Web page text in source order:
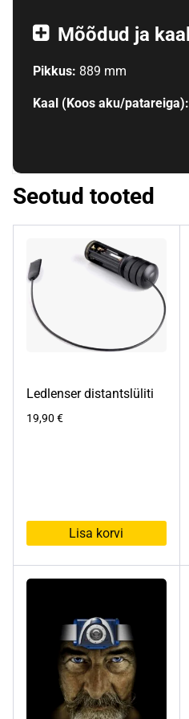
Mõõdud ja kaal
Pikkus: 889 mm
Kaal (Koos aku/patareiga):
Seotud tooted
Ledlenser distantslüliti
19,90 €
Lisa korvi